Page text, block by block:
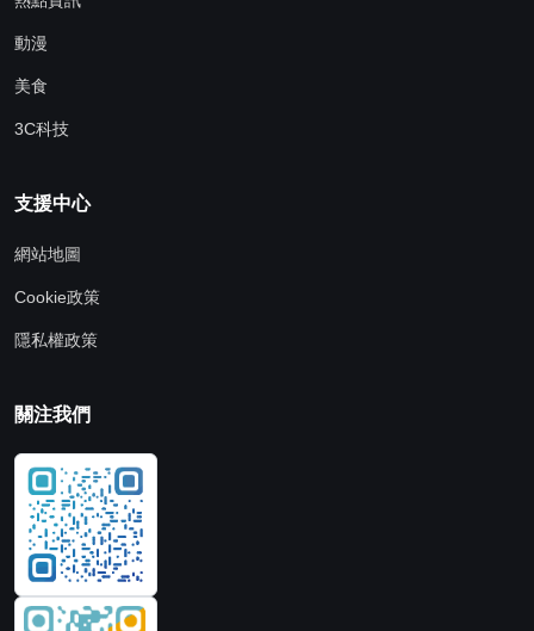
動漫
美食
3C科技
支援中心
網站地圖
Cookie政策
隱私權政策
關注我們